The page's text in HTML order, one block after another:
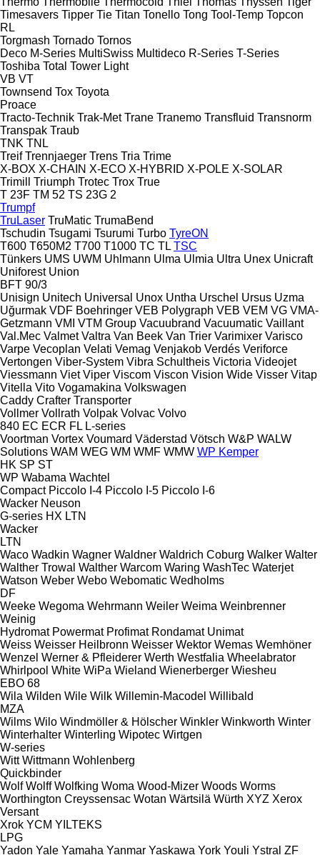
Timesavers Tipper Tie Titan Tonello Tong Tool-Temp Topcon
RL
Torgmash Tornado Tornos
Deco M-Series MultiSwiss Multideco R-Series T-Series
Toshiba Total Tower Light
VB VT
Townsend Tox Toyota
Proace
Tracto-Technik Trak-Met Trane Tranemo Transfluid Transnorm
Transpak Traub
TNK TNL
Treif Trennjaeger Trens Tria Trime
X-BOX X-CHAIN X-ECO X-HYBRID X-POLE X-SOLAR
Trimill
Triumph Trotec Trox True
T 23F TM 52 TS 23G 2
Trumpf
TruLaser TruMatic TrumaBend
Tschudin Tsugami Tsurumi Turbo TyreON
T600 T650M2 T700 T1000 TC TL TSC
Tünkers UMS UWM Uhlmann Ulma Ulmia Ultra Unex Unicraft
Uniforest Union
BFT 90/3
Unisign Unitech Universal Unox Untha Urschel Ursus Uzma
Uğurmak VDF Boehringer VEB Polygraph VEB VEM VG VMA-
Getzmann VMI VTM Group Vacuubrand Vacuumatic Vaillant
Val.Mec Valmet Valtra Van Beek Van Trier Varimixer Varisco
Varpe Vecoplan Velati Vemag Venjakob Verdés Veriforce
Vertongen Viber-System Vibra Schultheis Victoria Videojet
Viessmann Viet Viper Viscom Viscon Vision Wide Visser Vitap
Vitella Vito Vogamakina Volkswagen
Caddy Crafter Transporter
Vollmer Vollrath Volpak Volvac Volvo
840 EC ECR FL L-series
Voortman Vortex Voumard Väderstad Vötsch W&P WALW
Solutions WAM WEG WM WMF WMW WP Kemper
HK SP ST
WP Wabama Wachtel
Compact Piccolo I-4 Piccolo I-5 Piccolo I-6
Wacker Neuson
G-series HX LTN
Wacker
LTN
Waco Wadkin Wagner Waldner Waldrich Coburg Walker Walter
Walther Trowal Walther Warcom Waring WashTec Waterjet
Watson Weber Webo Webomatic Wedholms
DF
Weeke Wegoma Wehrmann Weiler Weima Weinbrenner
Weinig
Hydromat Powermat Profimat Rondamat Unimat
Weiss Weisser Heilbronn Weisser Wektor Wemas Wemhöner
Wenzel Werner & Pfleiderer Werth Westfalia Wheelabrator
Whirlpool White WiPa Wieland Wienerberger Wiesheu
EBO 68
Wila Wilden Wile Wilk Willemin-Macodel Willibald
MZA
Wilms Wilo Windmöller & Hölscher Winkler Winkworth Winter
Winterhalter Winterling Wipotec Wirtgen
W-series
Witt Wittmann Wohlenberg
Quickbinder
Wolf Wolff Wolfking Woma Wood-Mizer Woods Worms
Worthington Creyssensac Wotan Wärtsilä Würth XYZ Xerox
Versant
Xrok YCM YILTEKS
LPG
Yadon Yale Yamaha Yanmar Yaskawa York Youli Ystral ZF